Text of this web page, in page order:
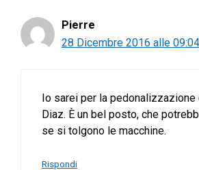
Pierre
28 Dicembre 2016 alle 09:04
Io sarei per la
Diaz. È un bel posto, che
se si tolgono le macchine.
Rispondi